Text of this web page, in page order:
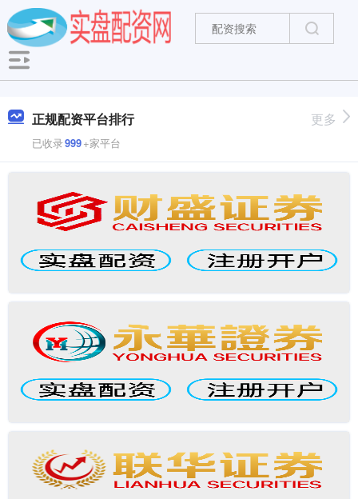
正规配资平台排行
已收录999+家平台
更多